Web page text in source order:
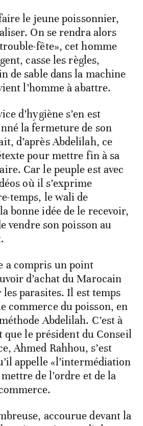
le jeune poissonnier,
On se rendra alors
fête», cet homme
casse les règles,
de sable dans la machine
l’homme à abattre.
d’hygiène s’en est
la fermeture de son
d’après Abdelilah, ce
pour mettre fin à sa
Car le peuple est avec
où il s’exprime
temps, le wali de
bonne idée de le recevoir,
vendre son poisson au
a compris un point
d’achat du Marocain
les parasites. Il est temps
commerce du poisson, en
Abdelilah. C’est à
que le président du Conseil
Ahmed Rahhou, s’est
appelle «l’intermédiation
de l’ordre et de la
accourue devant la